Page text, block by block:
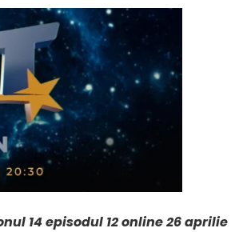
14 episodul 12 online 26 aprilie